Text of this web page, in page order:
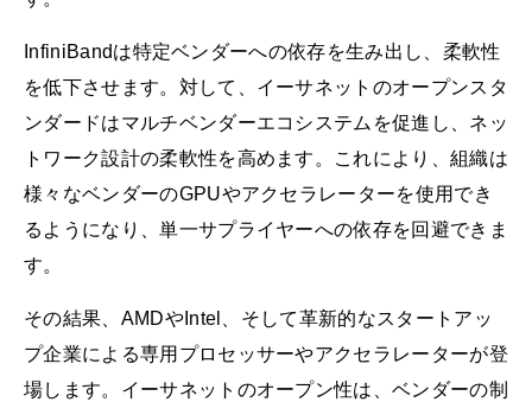
InfiniBandは特定ベンダーへの依存を生み出し、柔軟性
を低下させます。対して、イーサネットのオープンスタ
ンダードはマルチベンダーエコシステムを促進し、ネッ
トワーク設計の柔軟性を高めます。これにより、組織は
様々なベンダーのGPUやアクセラレーターを使用でき
るようになり、単一サプライヤーへの依存を回避できま
す。
その結果、AMDやIntel、そして革新的なスタートアッ
プ企業による専用プロセッサーやアクセラレーターが登
場します。イーサネットのオープン性は、ベンダーの制